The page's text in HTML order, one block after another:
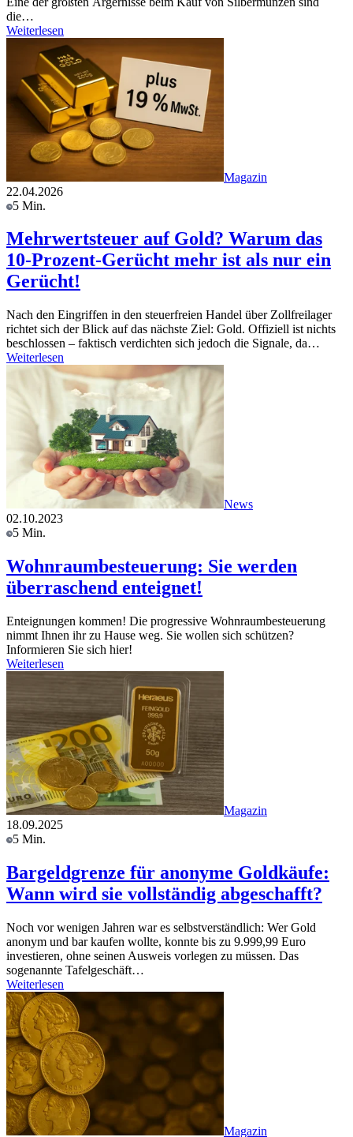
die…
Weiterlesen
Magazin
22.04.2026
5 Min.
Mehrwertsteuer auf Gold? Warum das
10-Prozent-Gerücht mehr ist als nur ein
Gerücht!
Nach den Eingriffen in den steuerfreien Handel über Zollfreilager
richtet sich der Blick auf das nächste Ziel: Gold. Offiziell ist nichts
beschlossen – faktisch verdichten sich jedoch die Signale, da…
Weiterlesen
News
02.10.2023
5 Min.
Wohnraumbesteuerung: Sie werden
überraschend enteignet!
Enteignungen kommen! Die progressive Wohnraumbesteuerung
nimmt Ihnen ihr zu Hause weg. Sie wollen sich schützen?
Informieren Sie sich hier!
Weiterlesen
Magazin
18.09.2025
5 Min.
Bargeldgrenze für anonyme Goldkäufe:
Wann wird sie vollständig abgeschafft?
Noch vor wenigen Jahren war es selbstverständlich: Wer Gold
anonym und bar kaufen wollte, konnte bis zu 9.999,99 Euro
investieren, ohne seinen Ausweis vorlegen zu müssen. Das
sogenannte Tafelgeschäft…
Weiterlesen
Magazin